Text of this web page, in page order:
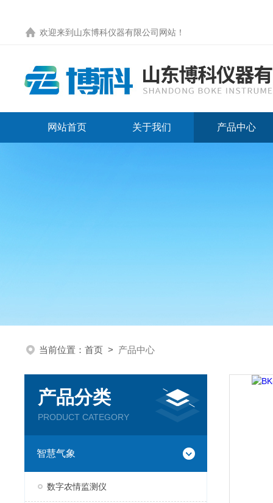
欢迎来到 山东博科仪器有限公司网站 ！
网站首页 关于我们 产品中心
当前位置： 首页 > 产品中心
产品分类
PRODUCT CATEGORY
智慧气象
数字农情监测仪